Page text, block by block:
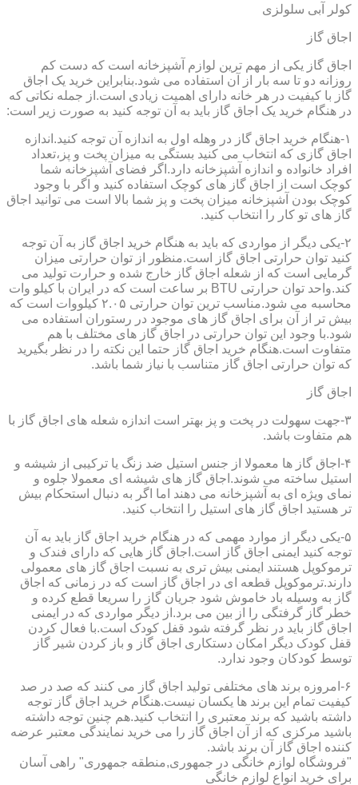
کولر آبی سلولزی
اجاق گاز
اجاق گاز یکی از مهم ترین لوازم آشپزخانه است که دست کم
روزانه دو تا سه بار از آن استفاده می شود.بنابراین خرید یک اجاق
گاز با کیفیت در هر خانه دارای اهمیت زیادی است.از جمله نکاتی که
در هنگام خرید یک اجاق گاز باید به آن توجه کنید به صورت زیر است:
۱-هنگام خرید اجاق گاز در وهله اول به اندازه آن توجه کنید.اندازه
اجاق گازی که انتخاب می کنید بستگی به میزان پخت و پز،تعداد
افراد خانواده و اندازه آشپزخانه دارد.اگر فضای آشپزخانه شما
کوچک است از اجاق گاز های کوچک استفاده کنید و اگر با وجود
کوچک بودن آشپزخانه میزان پخت و پز شما بالا است می توانید اجاق
گاز های تو کار را انتخاب کنید.
۲-یکی دیگر از مواردی که باید به هنگام خرید اجاق گاز به آن توجه
کنید توان حرارتی اجاق گاز است.منظور از توان حرارتی میزان
گرمایی است که از شعله اجاق گاز خارج شده و حرارت تولید می
کند.واحد توان حرارتی BTU بر ساعت است که در ایران با کیلو وات
محاسبه می شود.مناسب ترین توان حرارتی ۲.۰۵ کیلووات است که
بیش تر از آن برای اجاق گاز های موجود در رستوران استفاده می
شود.با وجود این توان حرارتی در اجاق گاز های مختلف با هم
متفاوت است.هنگام خرید اجاق گاز حتما این نکته را در نظر بگیرید
که توان حرارتی اجاق گاز متناسب با نیاز شما باشد.
اجاق گاز
۳-جهت سهولت در پخت و پز بهتر است اندازه شعله های اجاق گاز با
هم متفاوت باشد.
۴-اجاق گاز ها معمولا از جنس استیل ضد زنگ یا ترکیبی از شیشه و
استیل ساخته می شوند.اجاق گاز های شیشه ای معمولا جلوه و
نمای ویژه ای به آشپزخانه می دهند اما اگر به دنبال استحکام بیش
تر هستید اجاق گاز های استیل را انتخاب کنید.
۵-یکی دیگر از موارد مهمی که در هنگام خرید اجاق گاز باید به آن
توجه کنید ایمنی اجاق گاز است.اجاق گاز هایی که دارای فندک و
ترموکوپل هستند ایمنی بیش تری به نسبت اجاق گاز های معمولی
دارند.ترموکوپل قطعه ای در اجاق گاز است که در زمانی که اجاق
گاز به وسیله باد خاموش شود جریان گاز را سریعا قطع کرده و
خطر گاز گرفتگی را از بین می برد.از دیگر مواردی که در ایمنی
اجاق گاز باید در نظر گرفته شود قفل کودک است.با فعال کردن
قفل کودک دیگر امکان دستکاری اجاق گاز و باز کردن شیر گاز
توسط کودکان وجود ندارد.
۶-امروزه برند های مختلفی تولید اجاق گاز می کنند که صد در صد
کیفیت تمام این برند ها یکسان نیست.هنگام خرید اجاق گاز توجه
داشته باشید که برند معتبری را انتخاب کنید.هم چنین توجه داشته
باشید مرکزی که از آن اجاق گاز را می خرید نمایندگی معتبر عرضه
کننده اجاق گاز آن برند باشد.
"فروشگاه لوازم خانگی در جمهوری,منطقه جمهوری" راهی آسان
برای خرید انواع لوازم خانگی